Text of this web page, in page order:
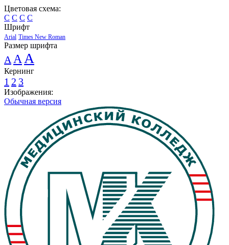
Цветовая схема:
C C C C
Шрифт
Arial Times New Roman
Размер шрифта
A A A
Кернинг
1 2 3
Изображения:
Обычная версия